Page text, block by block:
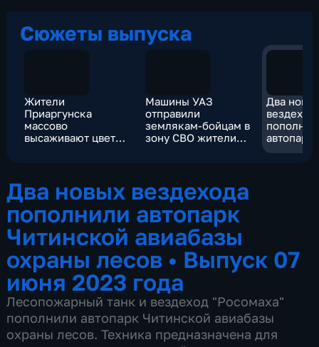
Сюжеты выпуска
Жители
Приаргунска
массово
высаживают цветы
Машины УАЗ
отправили
землякам-бойцам в
зону СВО жители
Два
автопарк
Два новых вездехода
пополнили автопарк
Читинской авиабазы
охраны лесов • Выпуск 07
июня 2023 года
Лесопожарный танк и вездеход "Росомаха"
пополнили автопарк Читинской авиабазы
охраны лесов. Техника предназначена для